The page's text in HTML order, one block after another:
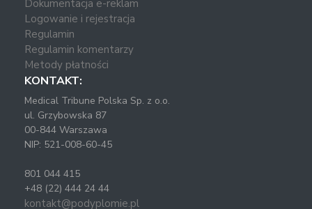
Dokumentacja e-reklam
Logowanie i rejestracja
Regulamin
Regulamin komentarzy
Metody płatności
KONTAKT:
Medical Tribune Polska Sp. z o.o.
ul. Grzybowska 87
00-844 Warszawa
NIP: 521-008-60-45
801 044 415
+48 (22) 444 24 44
kontakt@podyplomie.pl